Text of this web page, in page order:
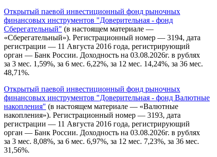
Открытый паевой инвестиционный фонд рыночных
финансовых инструментов "Доверительная - фонд
Сберегательный" (в настоящем материале —
«Сберегательный»). Регистрационный номер — 3194, дата
регистрации — 11 Августа 2016 года, регистрирующий
орган — Банк России. Доходность на 03.08.2026г. в рублях
за 3 мес. 1,59%, за 6 мес. 6,22%, за 12 мес. 14,24%, за 36 мес.
48,71%.
Открытый паевой инвестиционный фонд рыночных
финансовых инструментов "Доверительная - фонд Валютные
накопления" (в настоящем материале — «Валютные
накопления»). Регистрационный номер — 3193, дата
регистрации — 11 Августа 2016 года, регистрирующий
орган — Банк России. Доходность на 03.08.2026г. в рублях
за 3 мес. 8,08%, за 6 мес. 6,97%, за 12 мес. 7,23%, за 36 мес.
31,56%.